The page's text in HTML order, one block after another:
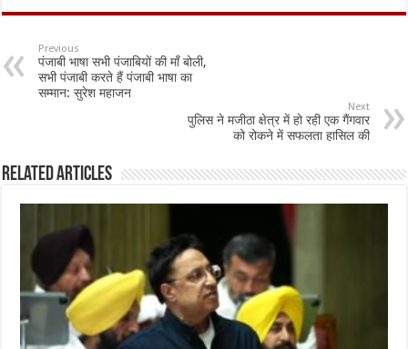
e
b
o
o
at
sA
p
p
ai
l
ar
e
Previous
पंजाबी भाषा सभी पंजाबियों की माँ बोली,
सभी पंजाबी करते हैं पंजाबी भाषा का
सम्मान: सुरेश महाजन
Next
पुलिस ने मजीठा क्षेत्र में हो रही एक गैंगवार
को रोकने में सफलता हासिल की
Related Articles